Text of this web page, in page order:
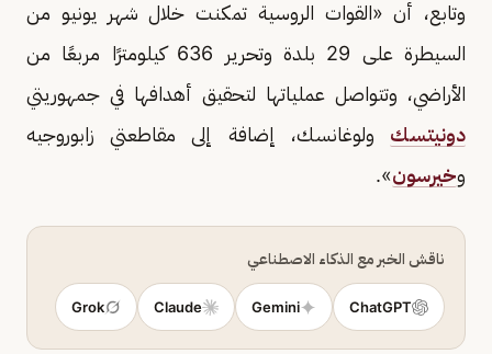
وتابع، أن «القوات الروسية تمكنت خلال شهر يونيو من
السيطرة على 29 بلدة وتحرير 636 كيلومترًا مربعًا من
الأراضي، وتتواصل عملياتها لتحقيق أهدافها في جمهوريتي
دونيتسك ولوغانسك، إضافة إلى مقاطعتي زابوروجيه
وخيرسون».
ناقش الخبر مع الذكاء الاصطناعي
ChatGPT
Gemini
Claude
Grok